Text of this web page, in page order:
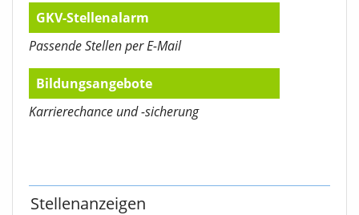
GKV-Stellenalarm
Passende Stellen per E-Mail
Bildungsangebote
Karrierechance und -sicherung
Stellenanzeigen